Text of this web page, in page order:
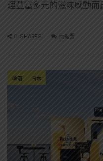
理豐富多元的滋味感動而
0 SHARES 無迴響
啤酒 日本